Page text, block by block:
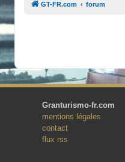
GT-FR.com forum
Granturismo-fr.com
mentions légales
contact
flux rss